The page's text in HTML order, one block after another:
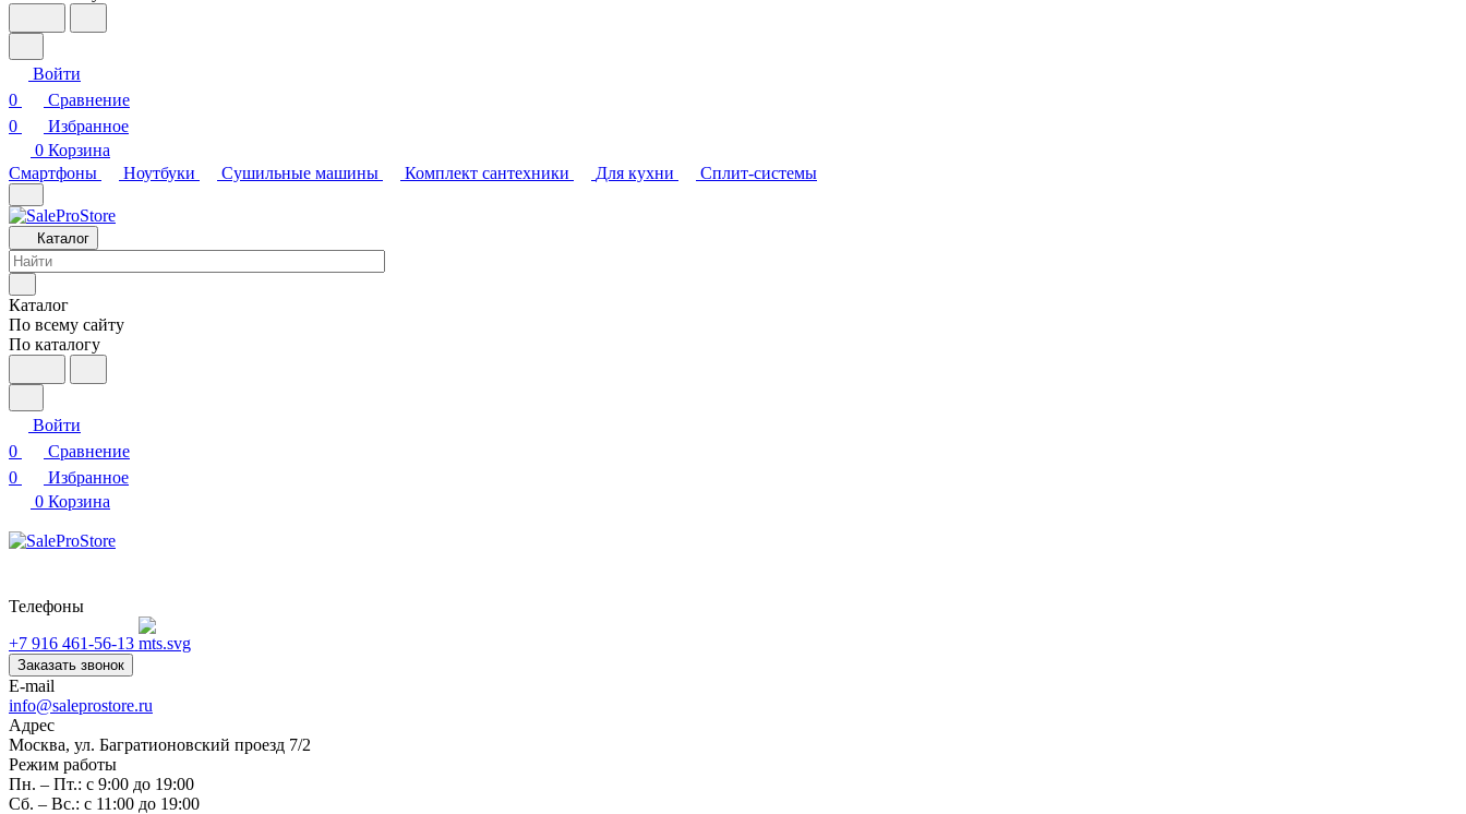
Войти
0
Сравнение
0
Избранное
0 Корзина
Смартфоны
Ноутбуки Сушильные машины Комплект сантехники Для кухни Сплит-системы
Каталог
Каталог
По всему сайту
По каталогу
Войти
0
Сравнение
0
Избранное
0 Корзина
Телефоны
+7 916 461-56-13
Заказать звонок
E-mail
info@saleprostore.ru
Адрес
Москва, ул. Багратионовский проезд 7/2
Режим работы
Пн. – Пт.: с 9:00 до 19:00
Сб. – Вс.: с 11:00 до 19:00